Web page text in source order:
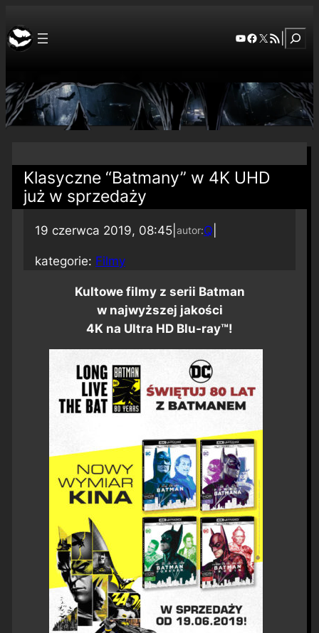
YouTube
Facebook
X RSS Feed
Klasyczne “Batmany” w 4K UHD
już w sprzedaży
19 czerwca 2019, 08:45| autor:Q
kategorie: Filmy
Kultowe filmy z serii Batman
w najwyższej jakości
4K na Ultra HD Blu-ray™!